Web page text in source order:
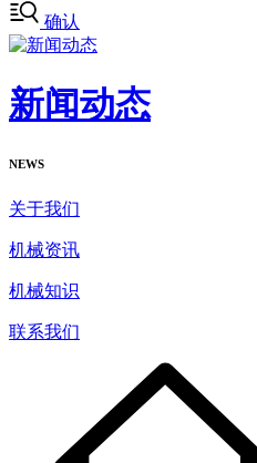
确认
新闻动态
NEWS
关于我们
机械资讯
机械知识
联系我们